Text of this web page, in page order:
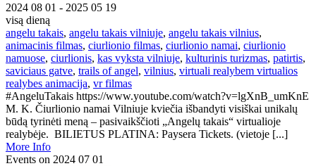
2024 08 01 - 2025 05 19
visą dieną
angelu takais, angelu takais vilniuje, angelu takais vilnius,
animacinis filmas, ciurlionio filmas, ciurlionio namai, ciurlionio
namuose, ciurlionis, kas vyksta vilniuje, kulturinis turizmas, patirtis,
saviciaus gatve, trails of angel, vilnius, virtuali realybem virtualios
realybes animacija, vr filmas
#AngeluTakais https://www.youtube.com/watch?v=lgXnB_umKnE
M. K. Čiurlionio namai Vilniuje kviečia išbandyti visiškai unikalų
būdą tyrinėti meną – pasivaikščioti „Angelų takais“ virtualioje
realybėje. BILIETUS PLATINA: Paysera Tickets. (vietoje [...]
More Info
Events on 2024 07 01